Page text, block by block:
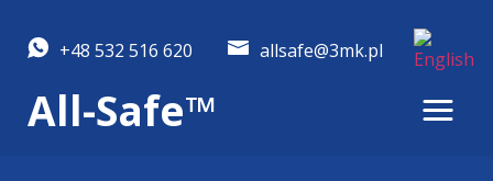
All-Safe™
+48 532 516 620 allsafe@3mk.pl